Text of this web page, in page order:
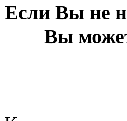
Если Вы не
Вы